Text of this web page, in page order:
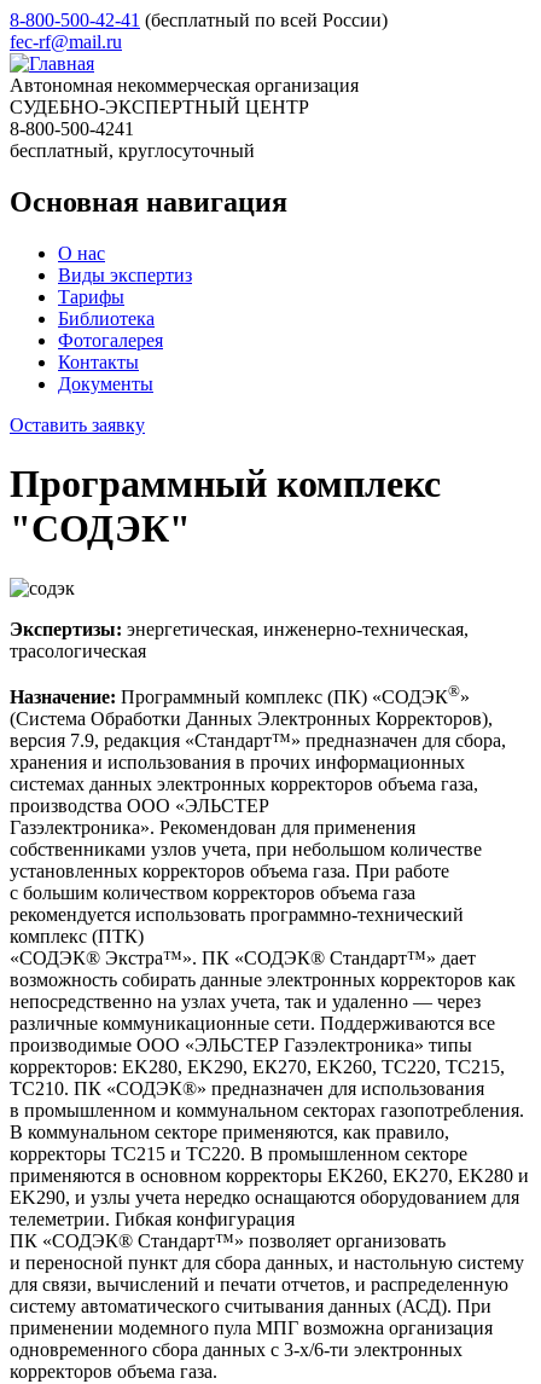
8-800-500-42-41 (бесплатный по всей России)
fec-rf@mail.ru
Автономная некоммерческая организация
СУДЕБНО-ЭКСПЕРТНЫЙ ЦЕНТР
8-800-500-4241
бесплатный, круглосуточный
Основная навигация
О нас
Виды экспертиз
Тарифы
Библиотека
Фотогалерея
Контакты
Документы
Оставить заявку
Программный комплекс
"СОДЭК"
Экспертизы: энергетическая, инженерно-техническая,
трасологическая
Назначение: Программный комплекс (ПК) «СОДЭК®»
(Система Обработки Данных Электронных Корректоров),
версия 7.9, редакция «Стандарт™» предназначен для сбора,
хранения и использования в прочих информационных
системах данных электронных корректоров объема газа,
производства ООО «ЭЛЬСТЕР
Газэлектроника». Рекомендован для применения
собственниками узлов учета, при небольшом количестве
установленных корректоров объема газа. При работе
с большим количеством корректоров объема газа
рекомендуется использовать программно-технический
комплекс (ПТК)
«СОДЭК® Экстра™». ПК «СОДЭК® Стандарт™» дает
возможность собирать данные электронных корректоров как
непосредственно на узлах учета, так и удаленно — через
различные коммуникационные сети. Поддерживаются все
производимые ООО «ЭЛЬСТЕР Газэлектроника» типы
корректоров: EK280, EK290, ЕК270, EK260, ТС220, ТС215,
ТС210. ПК «СОДЭК®» предназначен для использования
в промышленном и коммунальном секторах газопотребления.
В коммунальном секторе применяются, как правило,
корректоры ТС215 и ТС220. В промышленном секторе
применяются в основном корректоры EK260, EK270, EK280 и
EK290, и узлы учета нередко оснащаются оборудованием для
телеметрии. Гибкая конфигурация
ПК «СОДЭК® Стандарт™» позволяет организовать
и переносной пункт для сбора данных, и настольную систему
для связи, вычислений и печати отчетов, и распределенную
систему автоматического считывания данных (АСД). При
применении модемного пула МПГ возможна организация
одновременного сбора данных с 3-х/6-ти электронных
корректоров объема газа.